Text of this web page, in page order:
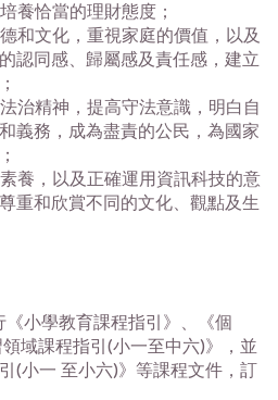
養恰當的理財態度；
和文化，重視家庭的價值，以及
認同感、歸屬感及責任感，建立
治精神，提高守法意識，明白自
義務，成為盡責的公民，為國家
養，以及正確運用資訊科技的意
重和欣賞不同的文化、觀點及生
小學教育課程指引》、《個
域課程指引(小一至中六)》，並
(小一 至小六)》等課程文件，訂